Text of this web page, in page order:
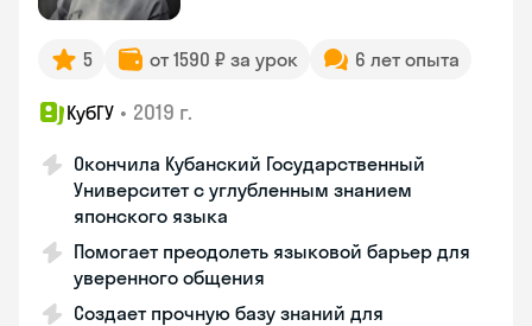
5 от 1590 ₽ за урок 6 лет опыта
КубГУ • 2019 г.
Окончила Кубанский Государственный
Университет с углубленным знанием
японского языка
Помогает преодолеть языковой барьер для
уверенного общения
Создает прочную базу знаний для